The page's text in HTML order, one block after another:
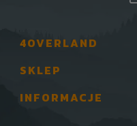
4OVERLAND
SKLEP
INFORMACJE